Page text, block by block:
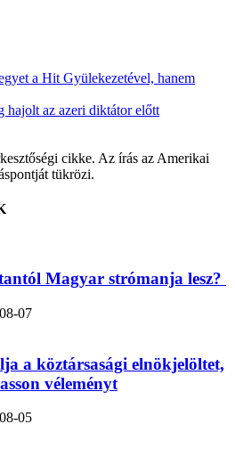
a Hit Gyülekezetével, hanem
hajolt az azeri diktátor előtt
cikke. Az írás az Amerikai
tükrözi.
Magyar strómanja lesz?
07
a köztársasági elnökjelöltet,
véleményt
05